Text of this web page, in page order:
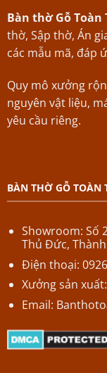
Bàn thờ Gỗ Toàn
thờ, Sập thờ, Án
các mẫu mã, đáp
Quy mô xưởng
nguyên vật liệu,
yêu cầu riêng.
BÀN THỜ GỖ TOÀN
Showroom: Số
Thủ Đức,
Điện thoại:
Xưởng sản
Email: